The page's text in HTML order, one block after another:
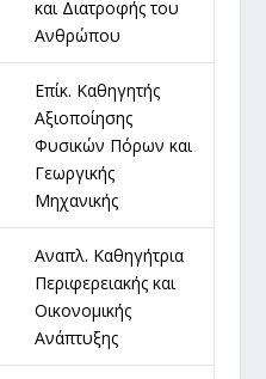
και Διατροφής του
Ανθρώπου
Επίκ. Καθηγητής
Αξιοποίησης
Φυσικών Πόρων και
Γεωργικής
Μηχανικής
Αναπλ. Καθηγήτρια
Περιφερειακής και
Οικονομικής
Ανάπτυξης